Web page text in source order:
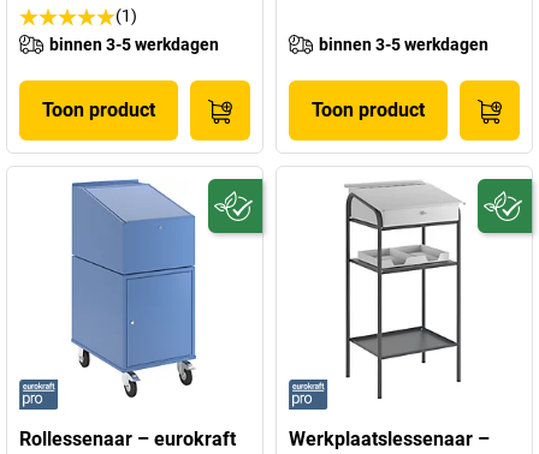
(1)
binnen 3-5 werkdagen
Toon product
binnen 3-5 werkdagen
Toon product
Rollessenaar – eurokraft
Werkplaatslessenaar –